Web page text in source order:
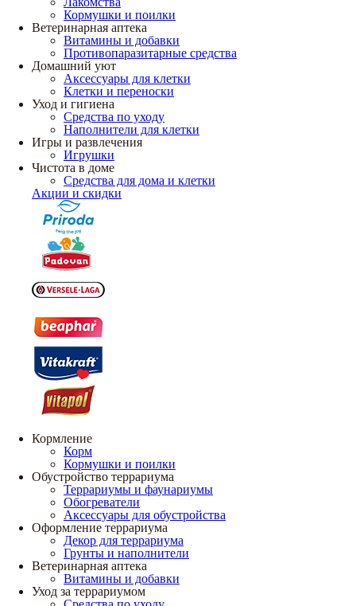
Кормушки и поилки
Ветеринарная аптека
Витамины и добавки
Противопаразитарные средства
Домашний уют
Аксессуары для клетки
Клетки и переноски
Уход и гигиена
Средства по уходу
Наполнители для клетки
Игры и развлечения
Игрушки
Чистота в доме
Средства для дома и клетки
Акции и скидки
Кормление
Корм
Кормушки и поилки
Обустройство террариума
Террариумы и фаунариумы
Обогреватели
Аксессуары для обустройства
Оформление террариума
Декор для террариума
Грунты и наполнители
Ветеринарная аптека
Витамины и добавки
Уход за террариумом